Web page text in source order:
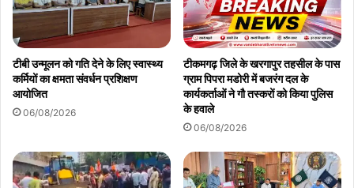
टीबी उन्मूलन को गति देने के लिए स्वास्थ्य
कर्मियों का क्षमता संवर्धन प्रशिक्षण
आयोजित
06/08/2026
टीकमगढ़ जिले के खरगापुर तहसील के पास
ग्राम पिपरा मडोरी में बजरंग दल के
कार्यकर्ताओं ने गौ तस्करों को किया पुलिस
के हवाले
06/08/2026